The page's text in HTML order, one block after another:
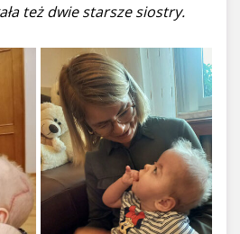
też dwie starsze siostry.